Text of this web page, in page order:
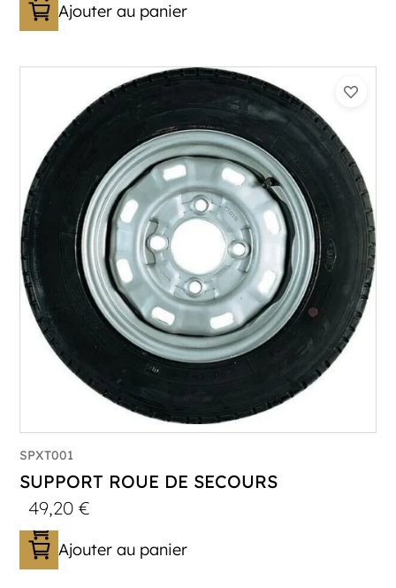
Ajouter au panier
SPXT001
SUPPORT ROUE DE SECOURS
49,20€
Ajouter au panier